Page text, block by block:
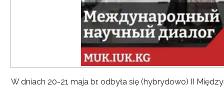
W dniach 20-21 maja br. odbyła się (hybrydowo) II